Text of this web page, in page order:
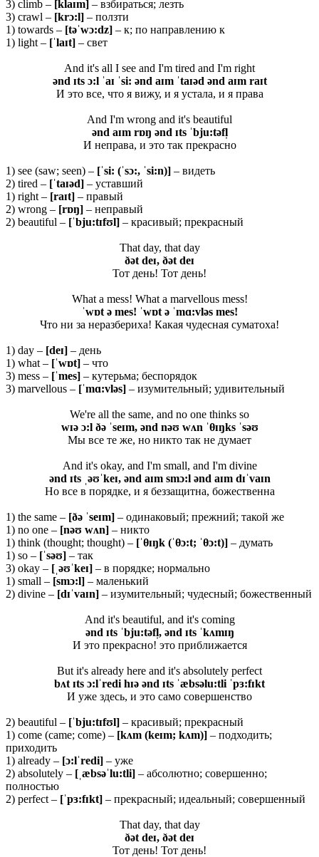
3) climb – [klaɪm] – взбираться; лезть
3) crawl – [krɔ:l] – ползти
1) towards – [təˈwɔ:dz] – к; по направлению к
1) light – [ˈlaɪt] – свет
And it's all I see and I'm tired and I'm right
ənd ɪts ɔ:l ˈaɪ ˈsi: ənd aɪm ˈtaɪəd ənd aɪm raɪt
И это все, что я вижу, и я устала, и я права
And I'm wrong and it's beautiful
ənd aɪm rɒŋ ənd ɪts ˈbju:təfl̩
И неправа, и это так прекрасно
1) see (saw; seen) – [ˈsi: (ˈsɔ:, ˈsi:n)] – видеть
2) tired – [ˈtaɪəd] – уставший
1) right – [raɪt] – правый
2) wrong – [rɒŋ] – неправый
2) beautiful – [ˈbju:tɪfʊl] – красивый; прекрасный
That day, that day
ðət deɪ, ðət deɪ
Тот день! Тот день!
What a mess! What a marvellous mess!
ˈwɒt ə mes! ˈwɒt ə ˈmɑ:vləs mes!
Что ни за неразбериха! Какая чудесная суматоха!
1) day – [deɪ] – день
1) what – [ˈwɒt] – что
3) mess – [ˈmes] – кутерьма; беспорядок
3) marvellous – [ˈmɑ:vləs] – изумительный; удивительный
We're all the same, and no one thinks so
wɪə ɔ:l ðə ˈseɪm, ənd nəʊ wʌn ˈθɪŋks ˈsəʊ
Мы все те же, но никто так не думает
And it's okay, and I'm small, and I'm divine
ənd ɪts ˌəʊˈkeɪ, ənd aɪm smɔ:l ənd aɪm dɪˈvaɪn
Но все в порядке, и я беззащитна, божественна
1) the same – [ðə ˈseɪm] – одинаковый; прежний; такой же
1) no one – [nəʊ wʌn] – никто
1) think (thought; thought) – [ˈθɪŋk (ˈθɔ:t; ˈθɔ:t)] – думать
1) so – [ˈsəʊ] – так
3) okay – [ˌəʊˈkeɪ] – в порядке; нормально
1) small – [smɔ:l] – маленький
2) divine – [dɪˈvaɪn] – изумительный; чудесный; божественный
And it's beautiful, and it's coming
ənd ɪts ˈbju:təfl̩, ənd ɪts ˈkʌmɪŋ
И это прекрасно! это приближается
But it's already here and it's absolutely perfect
bʌt ɪts ɔ:lˈredi hɪə ənd ɪts ˈæbsəlu:tli ˈpɜ:fɪkt
И уже здесь, и это само совершенство
2) beautiful – [ˈbju:tɪfʊl] – красивый; прекрасный
1) come (came; come) – [kʌm (keɪm; kʌm)] – подходить;
приходить
1) already – [ɔ:lˈredi] – уже
2) absolutely – [ˌæbsəˈlu:tli] – абсолютно; совершенно;
полностью
2) perfect – [ˈpɜ:fɪkt] – прекрасный; идеальный; совершенный
That day, that day
ðət deɪ, ðət deɪ
Тот день! Тот день!